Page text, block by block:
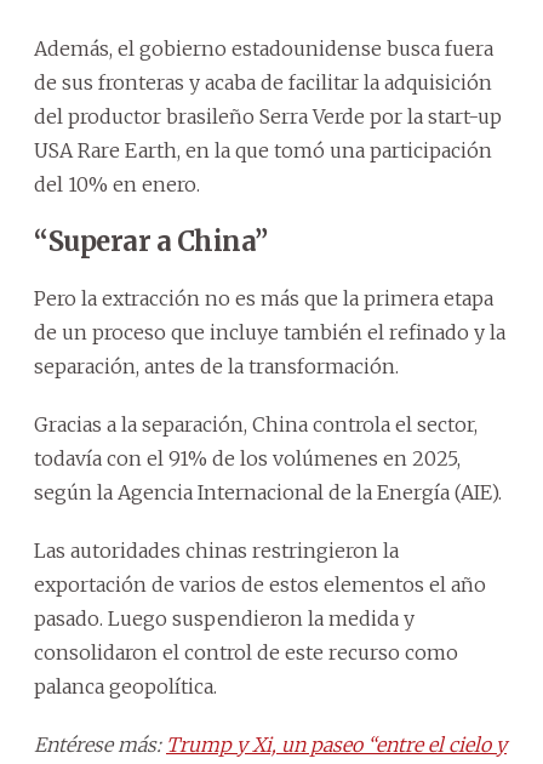
Además, el gobierno estadounidense busca fuera
de sus fronteras y acaba de facilitar la adquisición
del productor brasileño Serra Verde por la start-up
USA Rare Earth, en la que tomó una participación
del 10% en enero.
“Superar a China”
Pero la extracción no es más que la primera etapa
de un proceso que incluye también el refinado y la
separación, antes de la transformación.
Gracias a la separación, China controla el sector,
todavía con el 91% de los volúmenes en 2025,
según la Agencia Internacional de la Energía (AIE).
Las autoridades chinas restringieron la
exportación de varios de estos elementos el año
pasado. Luego suspendieron la medida y
consolidaron el control de este recurso como
palanca geopolítica.
Entérese más: Trump y Xi, un paseo “entre el cielo y